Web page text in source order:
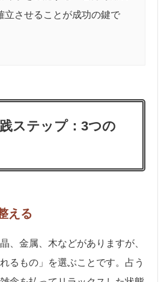
立させることが成功の鍵で
ステップ：3つの
える
、金属、木などがありますが、
るもの」を選ぶことです。占う